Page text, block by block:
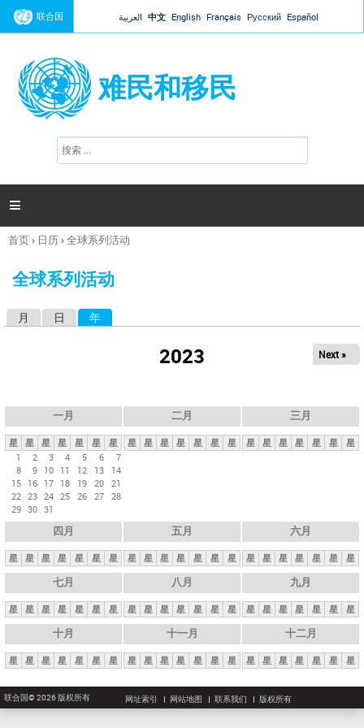
Jump to navigation
联合国 العربية 中文 English Français Русский Español
难民和移民
搜
索

你
这
首页› 日历›全球系列活动
全球系列活动
月 日 年
2023 Next »
一月
星 星 星 星 星 星
星
1
2 3 4 5 6
7
8
9 10 11 12 13
14
15 16 17 18 19 20 21
22 23 24 25 26 27 28
29 30 31
二月
星 星 星 星 星 星 星
三月
星 星 星 星 星 星 星
四月
星 星 星 星 星 星 星
五月
星 星 星 星 星 星 星
六月
星 星 星 星 星 星 星
七月
星 星 星 星 星 星 星
八月
星 星 星 星 星 星 星
九月
星 星 星 星 星 星 星
十月
星 星 星 星 星 星 星
十一月
星 星 星 星 星 星 星
十二月
星 星 星 星 星 星 星
联合国© 2026 版权所有 网址索引 网站地图 联系我们 版权所有